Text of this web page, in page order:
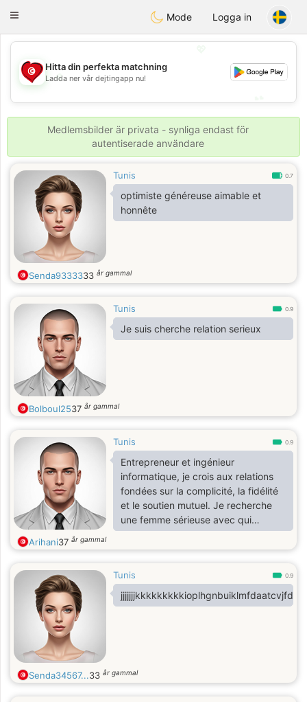
Tunisia Dating
Toggle
Mode Logga in
💖
💕
Hitta din perfekta matchning
Ladda ner vår dejtingapp nu!
Medlemsbilder är privata - synliga endast för
autentiserade användare
Tunis 0.7
optimiste généreuse aimable et
honnête
Senda9333333 år gammal
Tunis 0.9
Je suis cherche relation serieux
Bolboul2537 år gammal
Tunis 0.9
Entrepreneur et ingénieur
informatique, je crois aux relations
fondées sur la complicité, la fidélité
et le soutien mutuel. Je recherche
une femme sérieuse avec qui
construire un foyer heureux, où
chacun aide l'autre à grandir et à
Arihani37 år gammal
Tunis 0.9
Senda34567...33 år gammal